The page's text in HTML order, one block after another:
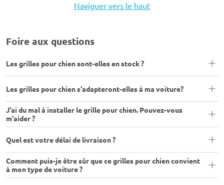
Naviguer vers le haut
Foire aux questions
Les grilles pour chien sont-elles en stock ?
Les grilles pour chien s'adapteront-elles à ma voiture?
J'ai du mal à installer le grille pour chien. Pouvez-vous
m'aider ?
Quel est votre délai de livraison ?
Comment puis-je être sûr que ce grilles pour chien convient
à mon type de voiture ?